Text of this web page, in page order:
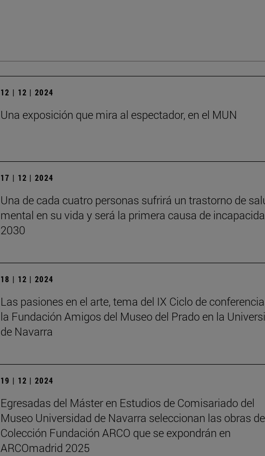
12 | 12 | 2024
Una exposición que mira al espectador, en el MUN
17 | 12 | 2024
Una de cada cuatro personas sufrirá un trastorno de
mental en su vida y será la primera causa de
2030
18 | 12 | 2024
Las pasiones en el arte, tema del IX Ciclo de
la Fundación Amigos del Museo del Prado en la
de Navarra
19 | 12 | 2024
Egresadas del Máster en Estudios de Comisariado del
Museo Universidad de Navarra seleccionan las obras
Colección Fundación ARCO que se expondrán en
ARCOmadrid 2025